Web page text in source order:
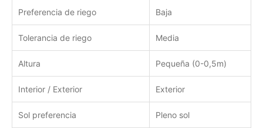
Preferencia de riego Baja
Tolerancia de riego Media
Altura Pequeña (0-0,5m)
Interior / Exterior Exterior
Sol preferencia Pleno sol